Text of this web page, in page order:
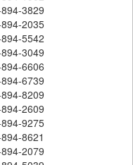
3829
2035
5542
3049
6606
6739
8209
2609
9275
8621
2079